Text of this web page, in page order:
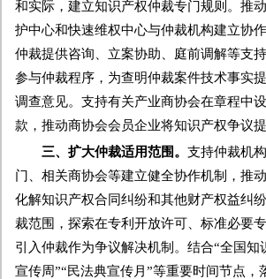
和实际，建立知识产权仲裁专门规则。推
护中心和快速维权中心与仲裁机构建立协
仲裁提供咨询、立案协助、庭前调解等支
参与仲裁程序，为查明仲裁案件技术事实
调查意见。支持有关产业商协会在章程中
款，推动商协会会员企业将知识产权争议提
三、扩大仲裁适用范围。 支持仲裁机
门、相关商协会等建立健全协作机制，推
化解知识产权合同纠纷和其他财产权益纠
裁范围，探索在专利开放许可、标准必要
引入仲裁作为争议解决机制。结合“全国知
宣传周”“民法典宣传月”等重要时间节点，